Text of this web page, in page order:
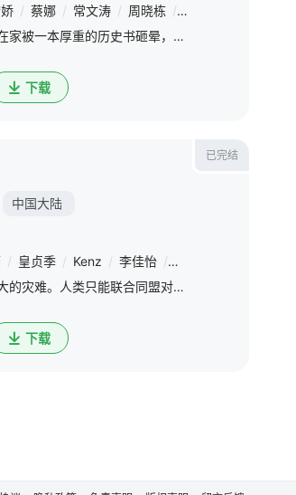
顺子 / 郭政建
/ 蔡娜 / 常文涛 / 周晓栋 / 李望松
大学生郑少鹏在家被一本厚重的历史书砸晕，醒来后发现自己竟来到了丹朱王朝，并化身为穷秀才杨麟。在内忧外患的年代，杨麟经历了战乱，见识了民间疾苦后，凭借自己的智慧和能力在朝中博得一席之地，逐渐带领丹朱王朝
下载
刘思岑
褚珺
已完结
中国大陆
/ 皇贞季 / Kenz / 李佳怡 / 苗壮
虚无，世界最大的灾难。人类只能联合同盟对抗来自虚无的怪物“祝福者”。大陆边境沙洲成为了抵御入侵的重要防线，却有一个名为“祝福之影“的黑暗势力欲寻找被尘封的力量。同盟领袖国度黑岛派出精锐尖兵白狼御伽，意
下载